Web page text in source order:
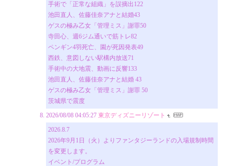
手術で「正常な組織」を誤摘出122
池田直人、佐藤佳奈アナと結婚43
ゲスの極み乙女「管理ミス」謝罪50
寺田心、週6ジム通いで筋トレ82
ペンギン4羽死亡、園が死因発表49
西鉄、意図しない駅構内放送71
手術中の大地震、動画に反響133
池田直人、佐藤佳奈アナと結婚 43
ゲスの極み乙女「管理ミス」謝罪 50
茨城県で震度
2026/08/08 04:05:27 東京ディズニーリゾート
2026.8.7
2026年9月1日（火）よりファンタジーランドの入場規制時間
を変更します。
イベント/プログラム